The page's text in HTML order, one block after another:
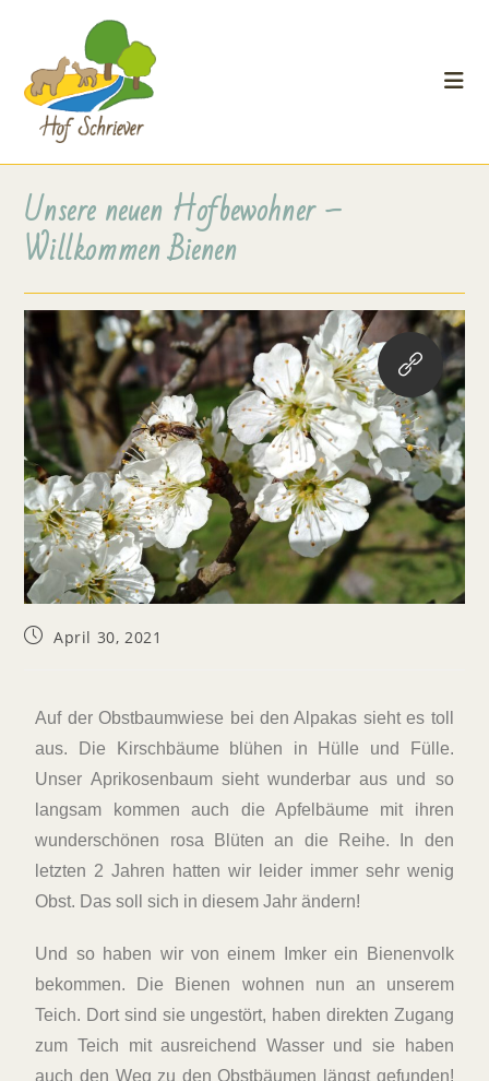
Unsere neuen Hofbewohner –
Willkommen Bienen
April 30, 2021
Auf der Obstbaumwiese bei den Alpakas sieht es toll
aus. Die Kirschbäume blühen in Hülle und Fülle.
Unser Aprikosenbaum sieht wunderbar aus und so
langsam kommen auch die Apfelbäume mit ihren
wunderschönen rosa Blüten an die Reihe. In den
letzten 2 Jahren hatten wir leider immer sehr wenig
Obst. Das soll sich in diesem Jahr ändern!
Und so haben wir von einem Imker ein Bienenvolk
bekommen. Die Bienen wohnen nun an unserem
Teich. Dort sind sie ungestört, haben direkten Zugang
zum Teich mit ausreichend Wasser und sie haben
auch den Weg zu den Obstbäumen längst gefunden!